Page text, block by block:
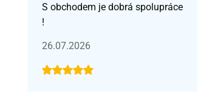
S obchodem je dobrá spolupráce
!
26.07.2026